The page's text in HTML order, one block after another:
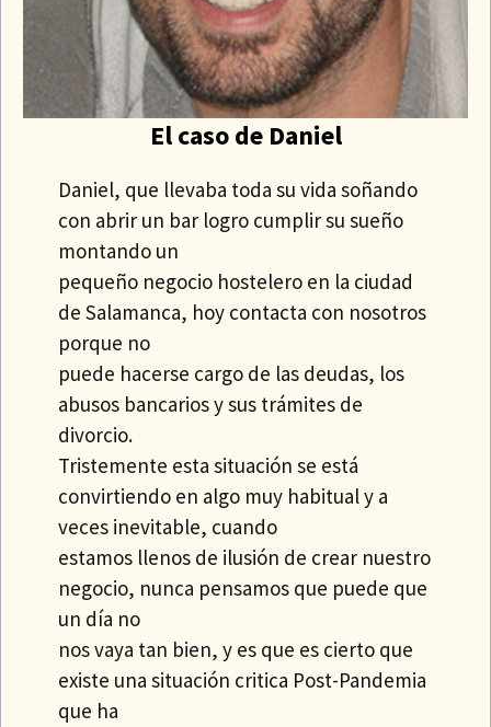
El caso de Daniel
Daniel, que llevaba toda su vida soñando
con abrir un bar logro cumplir su sueño
montando un
pequeño negocio hostelero en la ciudad
de Salamanca, hoy contacta con nosotros
porque no
puede hacerse cargo de las deudas, los
abusos bancarios y sus trámites de
divorcio.
Tristemente esta situación se está
convirtiendo en algo muy habitual y a
veces inevitable, cuando
estamos llenos de ilusión de crear nuestro
negocio, nunca pensamos que puede que
un día no
nos vaya tan bien, y es que es cierto que
existe una situación critica Post-Pandemia
que ha